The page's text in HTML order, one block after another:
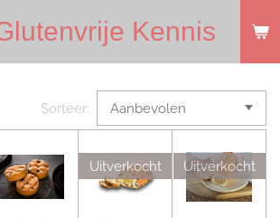
Kennis
Sorteer:
Uitverkocht Uitverkocht